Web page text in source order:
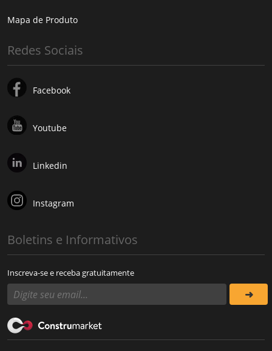
Mapa de Produto
Redes Sociais
Facebook
Youtube
Linkedin
Instagram
Boletins e Informativos
Inscreva-se e receba gratuitamente